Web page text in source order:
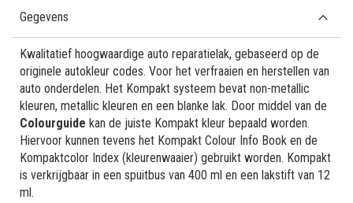
Gegevens
Kwalitatief hoogwaardige auto reparatielak, gebaseerd op de
originele autokleur codes. Voor het verfraaien en herstellen van
auto onderdelen. Het Kompakt systeem bevat non-metallic
kleuren, metallic kleuren en een blanke lak. Door middel van de
Colourguide kan de juiste Kompakt kleur bepaald worden.
Hiervoor kunnen tevens het Kompakt Colour Info Book en de
Kompaktcolor Index (kleurenwaaier) gebruikt worden. Kompakt
is verkrijgbaar in een spuitbus van 400 ml en een lakstift van 12
ml.